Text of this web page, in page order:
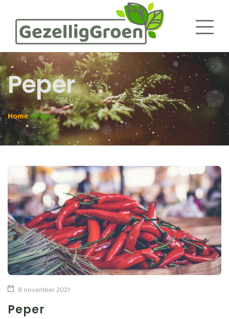
Peper
Home»Peper
8 november 2021
Peper